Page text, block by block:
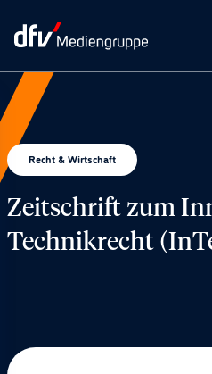
Recht & Wirtschaft
Zeitschrift zum
Technikrecht